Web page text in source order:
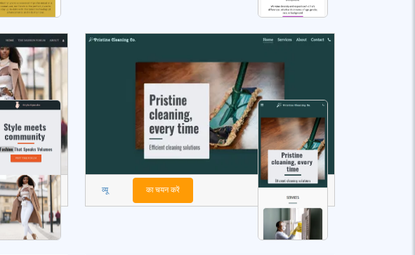
व्यू का चयन करें